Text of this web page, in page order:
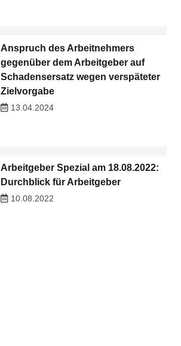
Anspruch des Arbeitnehmers
gegenüber dem Arbeitgeber auf
Schadensersatz wegen verspäteter
Zielvorgabe
13.04.2024
Arbeitgeber Spezial am 18.08.2022:
Durchblick für Arbeitgeber
10.08.2022